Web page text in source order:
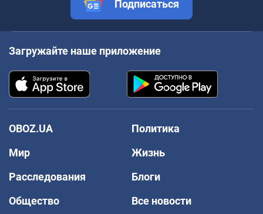
Подписаться
Загружайте наше приложение
OBOZ.UA
Политика
Мир
Жизнь
Расследования
Блоги
Общество
Все новости